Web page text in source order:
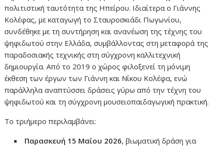
πολιτιστική ταυτότητα της Ηπείρου. Ιδιαίτερα ο Γιάννης
Κολέφας, με καταγωγή το Σταυροσκιάδι Πωγωνίου,
συνδέθηκε με τη συντήρηση και ανανέωση της τέχνης του
ψηφιδωτού στην Ελλάδα, συμβάλλοντας στη μεταφορά της
παραδοσιακής τεχνικής στη σύγχρονη καλλιτεχνική
δημιουργία. Από το 2019 ο χώρος φιλοξενεί τη μόνιμη
έκθεση των έργων των Γιάννη και Νίκου Κολέφα, ενώ
παράλληλα αναπτύσσει δράσεις γύρω από την τέχνη του
ψηφιδωτού και τη σύγχρονη μουσειοπαιδαγωγική πρακτική.
Το τριήμερο περιλαμβάνει:
Παρασκευή 15 Μαΐου 2026, βιωματική δράση για